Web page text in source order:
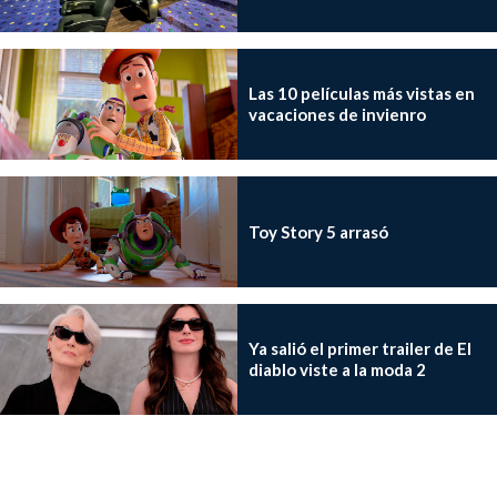
Las 10 películas más vistas en
vacaciones de invienro
Toy Story 5 arrasó
Ya salió el primer trailer de El
diablo viste a la moda 2